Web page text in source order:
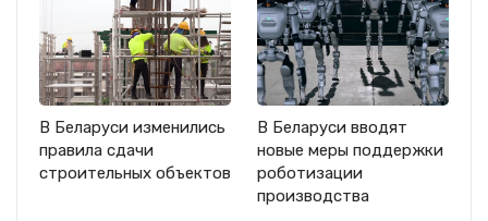
В Беларуси изменились
правила сдачи
строительных объектов
В Беларуси вводят
новые меры поддержки
роботизации
производства